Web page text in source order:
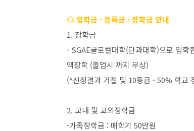
◎ 입학금 · 등록금 · 장학금 안내
1. 장학금
- SGAE글로컬대학(단과대학)으로 입학
액장학 (졸업시 까지 무상)
(*신청결과 거절 및 10등급 - 50% 학교
2. 교내 및 교외장학금
-가족장학금 : 매학기 50만원